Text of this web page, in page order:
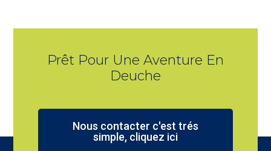
Prêt Pour Une Aventure En
Deuche
Nous contacter c'est trés
simple, cliquez ici